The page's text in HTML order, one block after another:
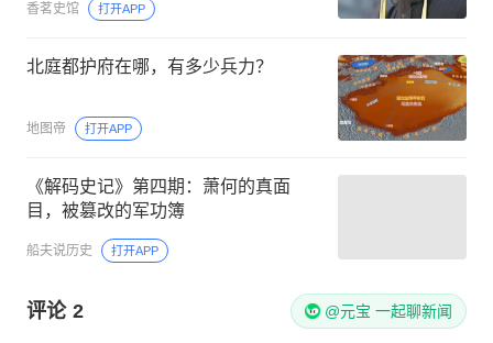
香茗史馆 打开APP
北庭都护府在哪，有多少兵力？
地图帝 打开APP
《解码史记》第四期：萧何的真面
目，被篡改的军功簿
船夫说历史 打开APP
评论 2 @元宝 一起聊新闻